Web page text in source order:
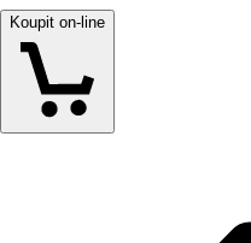
Koupit on-line